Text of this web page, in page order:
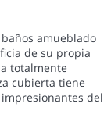
amueblado
de su propia
totalmente
cubierta tiene
del